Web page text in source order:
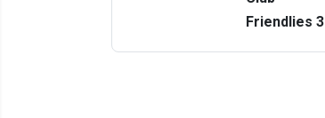
Friendlies 3